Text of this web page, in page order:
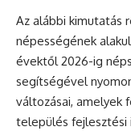
Az alábbi kimutatás
népességének
évektől 2026-ig
segítségével
változásai, amelyek
település fejlesztési